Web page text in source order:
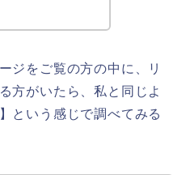
ジをご覧の方の中に、リ
方がいたら、私と同じよ
という感じで調べてみる